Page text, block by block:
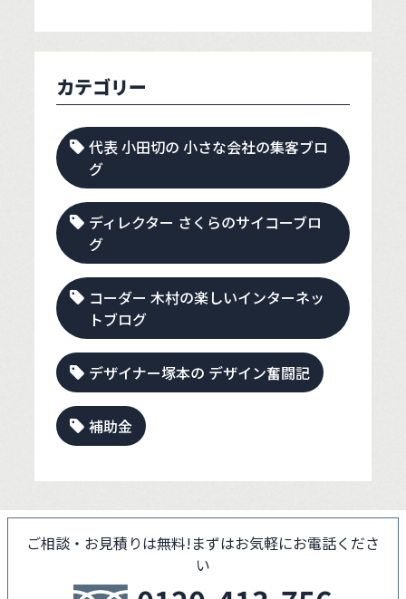
カテゴリー
代表 小田切の 小さな会社の集客ブロ
グ
ディレクター さくらのサイコーブロ
グ
コーダー 木村の楽しいインターネッ
トブログ
デザイナー塚本の デザイン奮闘記
補助金
ご相談・お見積りは無料!まずはお気軽にお電話くださ
い